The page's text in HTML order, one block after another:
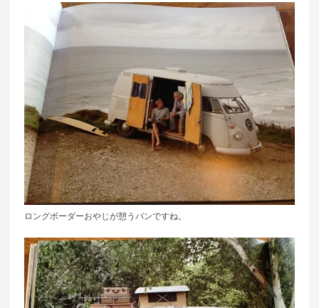
ロングボーダーおやじが憩うバンですね。